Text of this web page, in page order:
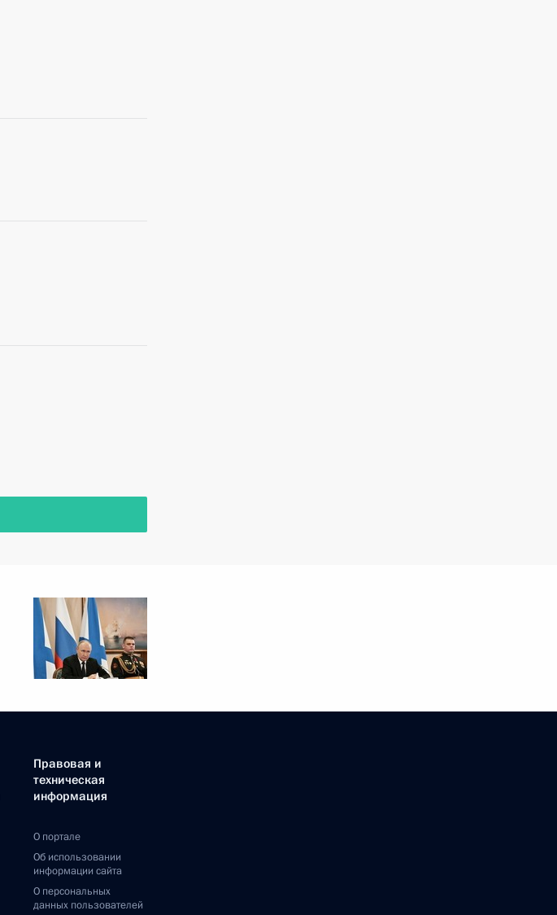
Правовая и
техническая
информация
О портале
Об использовании
информации сайта
О персональных
данных пользователей